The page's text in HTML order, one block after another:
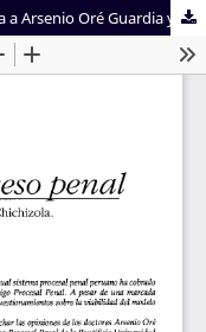
La reforma del proceso penal. Entrevista a Arsenio Oré Guardia y José Santos Chichizola.